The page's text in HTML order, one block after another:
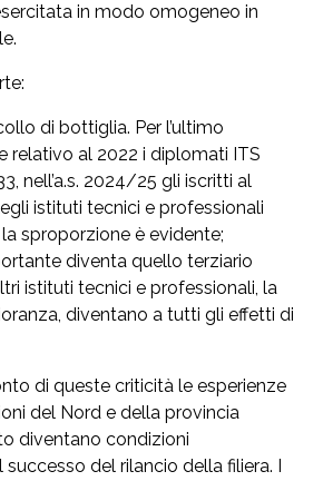
in modo omogeneo in
di bottiglia. Per l’ultimo
relativo al 2022 i diplomati ITS
nell’a.s. 2024/25 gli iscritti al
istituti tecnici e professionali
sproporzione è evidente;
diventa quello terziario
istituti tecnici e professionali, la
diventano a tutti gli effetti di
di queste criticità le esperienze
del Nord e della provincia
diventano condizioni
successo del rilancio della filiera. I